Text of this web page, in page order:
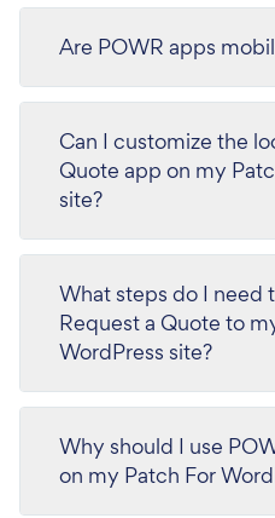
Are POWR apps
Can I customize the
Quote app on my
site?
What steps do I need
Request a Quote to
WordPress site?
Why should I use
on my Patch For